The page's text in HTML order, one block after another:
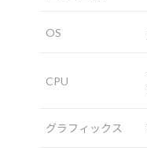
OS
CPU
グラフィックス